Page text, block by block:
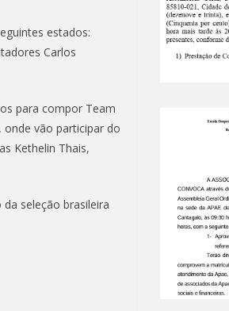
estados:
Carlos
para compor Team
vão participar do
Kethelin Thais,
seleção brasileira